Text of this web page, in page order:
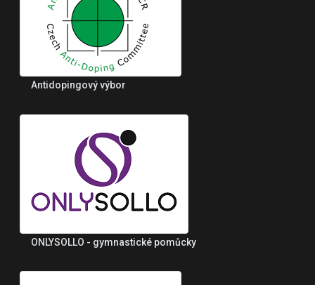
Antidopingový výbor
ONLYSOLLO - gymnastické pomůcky